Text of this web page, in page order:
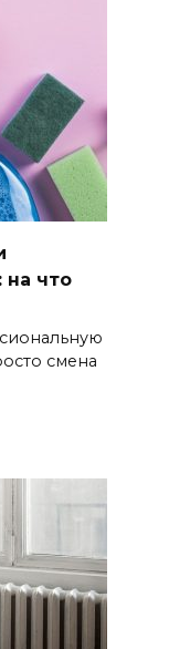
на что
смена